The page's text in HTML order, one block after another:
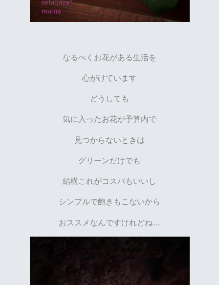
なるべくお花がある生活を
心がけています
どうしても
気に入ったお花が予算内で
見つからないときは
グリーンだけでも
結構これがコスパもいいし
シンプルで飽きもこないから
おススメなんですけれどね…